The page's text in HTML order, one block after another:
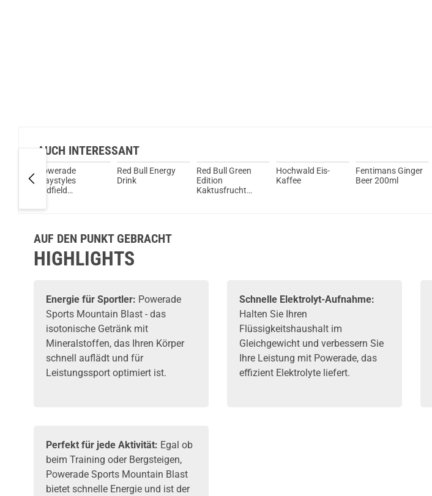
AUCH INTERESSANT
Powerade
Playstyles
Midfield
Red Bull Energy
Drink
Red Bull Green
Edition
Kaktusfrucht
Hochwald Eis-
Kaffee
Fentimans Ginger
Beer 200ml
AUF DEN PUNKT GEBRACHT
HIGHLIGHTS
Energie für Sportler: Powerade
Sports Mountain Blast - das
isotonische Getränk mit
Mineralstoffen, das Ihren Körper
schnell auflädt und für
Leistungssport optimiert ist.
Schnelle Elektrolyt-Aufnahme:
Halten Sie Ihren
Flüssigkeitshaushalt im
Gleichgewicht und verbessern Sie
Ihre Leistung mit Powerade, das
effizient Elektrolyte liefert.
Perfekt für jede Aktivität: Egal ob
beim Training oder Bergsteigen,
Powerade Sports Mountain Blast
bietet schnelle Energie und ist der